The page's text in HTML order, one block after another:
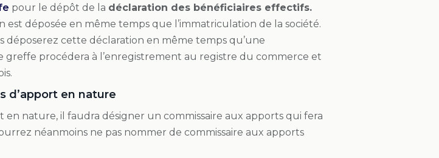
pour le dépôt de la déclaration des bénéficiaires effectifs.
est déposée en même temps que l’immatriculation de la société.
déposerez cette déclaration en même temps qu’une
greffe procédera à l’enregistrement au registre du commerce et
d’apport en nature
nature, il faudra désigner un commissaire aux apports qui fera
néanmoins ne pas nommer de commissaire aux apports